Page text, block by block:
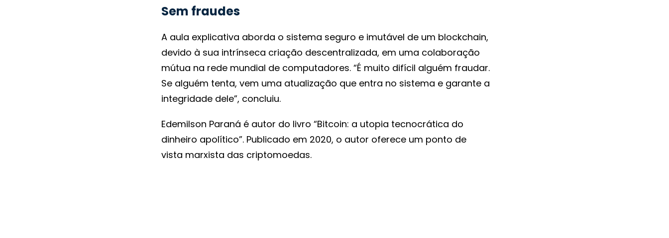
Sem fraudes
A aula explicativa aborda o sistema seguro e imutável de um blockchain,
devido à sua intrínseca criação descentralizada, em uma colaboração
mútua na rede mundial de computadores. “É muito difícil alguém fraudar.
Se alguém tenta, vem uma atualização que entra no sistema e garante a
integridade dele”, concluiu.
Edemilson Paraná é autor do livro “Bitcoin: a utopia tecnocrática do
dinheiro apolítico”. Publicado em 2020, o autor oferece um ponto de
vista marxista das criptomoedas.